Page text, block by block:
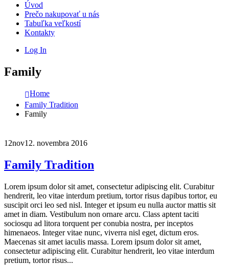
Úvod
Prečo nakupovať u nás
Tabuľka veľkostí
Kontakty
Log In
Family
Home
Family Tradition
Family
12nov12. novembra 2016
Family Tradition
Lorem ipsum dolor sit amet, consectetur adipiscing elit. Curabitur
hendrerit, leo vitae interdum pretium, tortor risus dapibus tortor, eu
suscipit orci leo sed nisl. Integer et ipsum eu nulla auctor mattis sit
amet in diam. Vestibulum non ornare arcu. Class aptent taciti
sociosqu ad litora torquent per conubia nostra, per inceptos
himenaeos. Integer vitae nunc, viverra nisl eget, dictum eros.
Maecenas sit amet iaculis massa. Lorem ipsum dolor sit amet,
consectetur adipiscing elit. Curabitur hendrerit, leo vitae interdum
pretium, tortor risus...